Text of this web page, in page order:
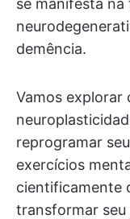
se manifesta
demência.
Vamos explorar
reprogramar
exercícios
cientificamente
transformar seu